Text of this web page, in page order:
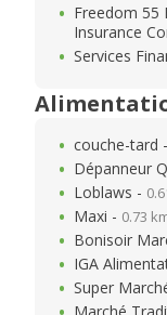
Freedom 55
Insurance
Services
couche-tard -
Dépanneur
Loblaws -
Maxi - 0.73
Bonisoir
IGA
Super